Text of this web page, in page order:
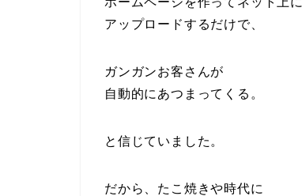
アップロードするだけで、
ガンガンお客さんが
自動的にあつまってくる。
と信じていました。
だから、たこ焼きや時代に